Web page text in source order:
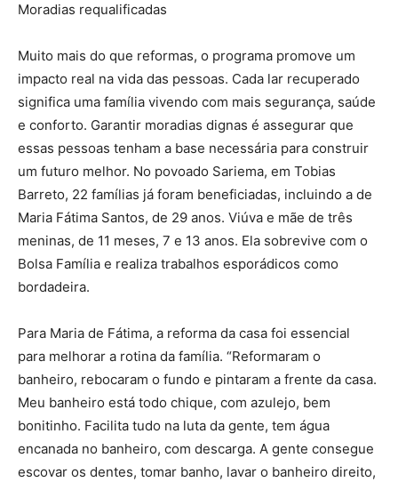
Moradias requalificadas
Muito mais do que reformas, o programa promove um
impacto real na vida das pessoas. Cada lar recuperado
significa uma família vivendo com mais segurança, saúde
e conforto. Garantir moradias dignas é assegurar que
essas pessoas tenham a base necessária para construir
um futuro melhor. No povoado Sariema, em Tobias
Barreto, 22 famílias já foram beneficiadas, incluindo a de
Maria Fátima Santos, de 29 anos. Viúva e mãe de três
meninas, de 11 meses, 7 e 13 anos. Ela sobrevive com o
Bolsa Família e realiza trabalhos esporádicos como
bordadeira.
Para Maria de Fátima, a reforma da casa foi essencial
para melhorar a rotina da família. “Reformaram o
banheiro, rebocaram o fundo e pintaram a frente da casa.
Meu banheiro está todo chique, com azulejo, bem
bonitinho. Facilita tudo na luta da gente, tem água
encanada no banheiro, com descarga. A gente consegue
escovar os dentes, tomar banho, lavar o banheiro direito,